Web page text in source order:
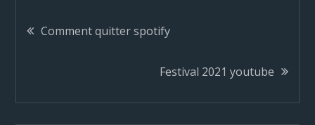
N
v
Comment quitter spotify
Festival 2021 youtube